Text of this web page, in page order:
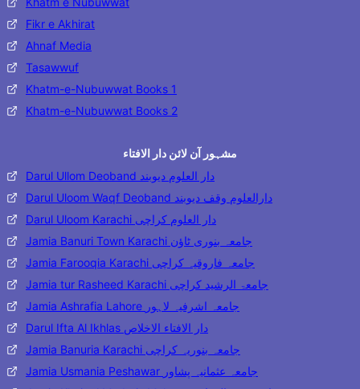
Fikr e Akhirat
Ahnaf Media
Tasawwuf
Khatm-e-Nubuwwat Books 1
Khatm-e-Nubuwwat Books 2
مشہور آن لائن دار الافتاء
Darul Ullom Deoband دار العلوم دیوبند
Darul Uloom Waqf Deoband دارالعلوم وقف دیوبند
Darul Uloom Karachi دار العلوم کراچی
Jamia Banuri Town Karachi جامعہ بنوری ٹاؤن
Jamia Farooqia Karachi جامعہ فاروقیہ کراچی
Jamia tur Rasheed Karachi جامعۃ الرشید کراچی
Jamia Ashrafia Lahore جامعہ اشرفیہ لاہور
Darul Ifta Al Ikhlas دار الافتاء الاخلاص
Jamia Banuria Karachi جامعہ بنوریہ کراچی
Jamia Usmania Peshawar جامعہ عثمانیہ پشاور